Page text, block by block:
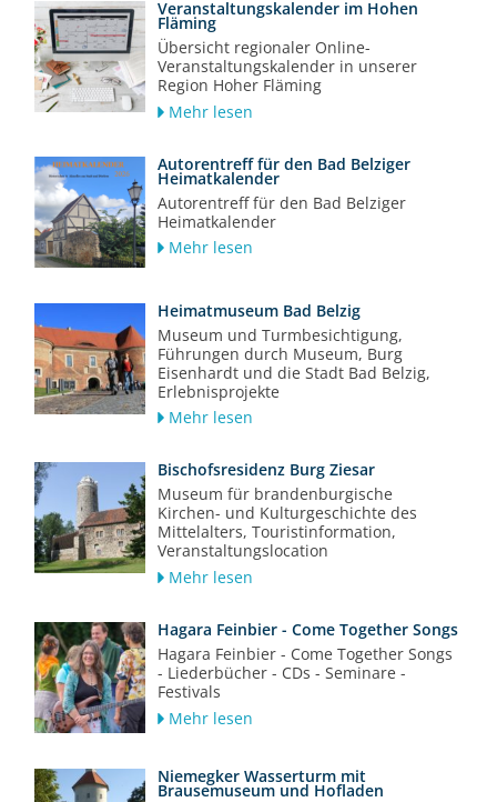
Veranstaltungskalender im Hohen
Fläming
Übersicht regionaler Online-
Veranstaltungskalender in unserer
Region Hoher Fläming
Mehr lesen
Autorentreff für den Bad Belziger
Heimatkalender
Autorentreff für den Bad Belziger
Heimatkalender
Mehr lesen
Heimatmuseum Bad Belzig
Museum und Turmbesichtigung,
Führungen durch Museum, Burg
Eisenhardt und die Stadt Bad Belzig,
Erlebnisprojekte
Mehr lesen
Bischofsresidenz Burg Ziesar
Museum für brandenburgische
Kirchen- und Kulturgeschichte des
Mittelalters, Touristinformation,
Veranstaltungslocation
Mehr lesen
Hagara Feinbier - Come Together Songs
Hagara Feinbier - Come Together Songs
- Liederbücher - CDs - Seminare -
Festivals
Mehr lesen
Niemegker Wasserturm mit
Brausemuseum und Hofladen